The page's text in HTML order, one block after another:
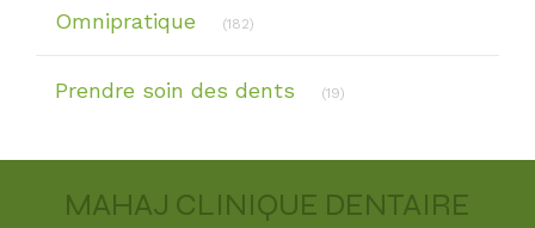
Omnipratique (182)
Prendre soin des dents (19)
MAHAJ CLINIQUE DENTAIRE